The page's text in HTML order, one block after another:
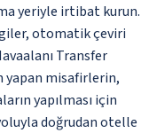
yeriyle irtibat kurun.
otomatik çeviri
Transfer
yapan misafirlerin,
yapılması için
doğrudan otelle